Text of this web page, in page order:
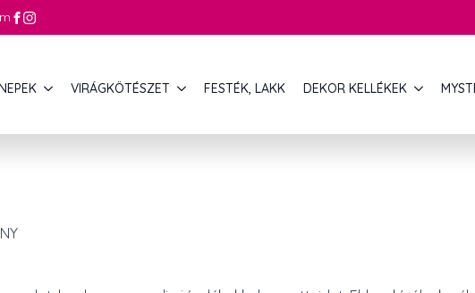
VIRÁGKÖTÉSZET FESTÉK, LAKK DEKOR KELLÉKEK